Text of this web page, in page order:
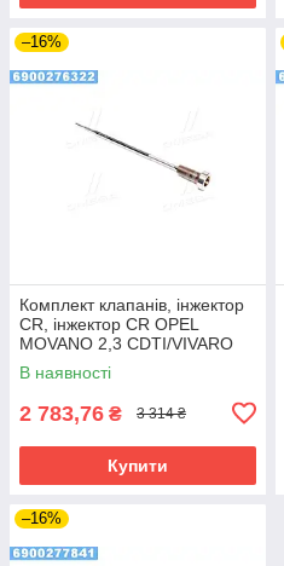
–16%
Комплект клапанів, інжектор
CR, інжектор CR OPEL
MOVANO 2,3 CDTI/VIVARO
2,0 CDTI (вир-во Bosch)
В наявності
2 783,76 ₴ 3 314 ₴
Купити
–16%